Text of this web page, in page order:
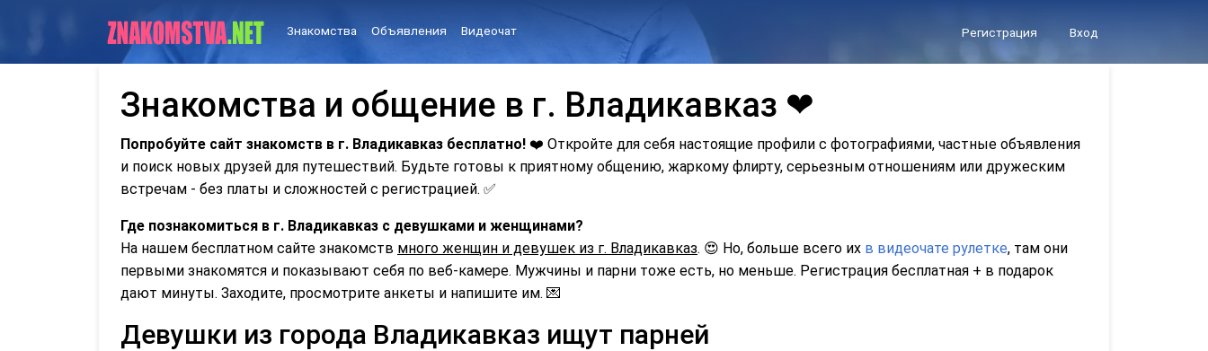
Знакомства Объявления Видеочат Регистрация Вход
Знакомства и общение в г. Владикавказ ❤
Попробуйте сайт знакомств в г. Владикавказ бесплатно! ❤️ Откройте для себя настоящие профили с фотографиями, частные объявления
и поиск новых друзей для путешествий. Будьте готовы к приятному общению, жаркому флирту, серьезным отношениям или дружеским
встречам - без платы и сложностей с регистрацией. ✅
Где познакомиться в г. Владикавказ с девушками и женщинами?
На нашем бесплатном сайте знакомств много женщин и девушек из г. Владикавказ. 😍 Но, больше всего их в видеочате рулетке, там они
первыми знакомятся и показывают себя по веб-камере. Мужчины и парни тоже есть, но меньше. Регистрация бесплатная + в подарок
дают минуты. Заходите, просмотрите анкеты и напишите им. 💌
Девушки из города Владикавказ ищут парней